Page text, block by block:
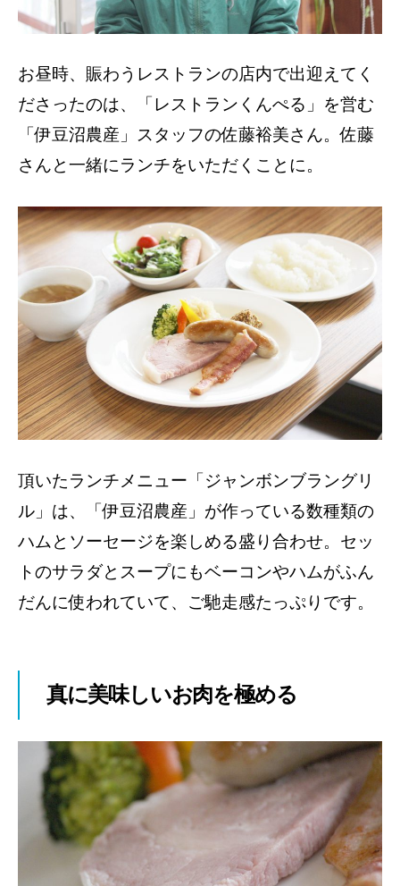
お昼時、賑わうレストランの店内で出迎えてく
ださったのは、「レストランくんぺる」を営む
「伊豆沼農産」スタッフの佐藤裕美さん。佐藤
さんと一緒にランチをいただくことに。
頂いたランチメニュー「ジャンボンブラングリ
ル」は、「伊豆沼農産」が作っている数種類の
ハムとソーセージを楽しめる盛り合わせ。セッ
トのサラダとスープにもベーコンやハムがふん
だんに使われていて、ご馳走感たっぷりです。
真に美味しいお肉を極める